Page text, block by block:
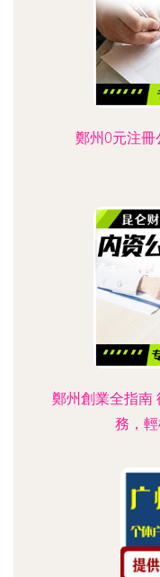
鄭州0元注冊
鄭州創業全指南
務，